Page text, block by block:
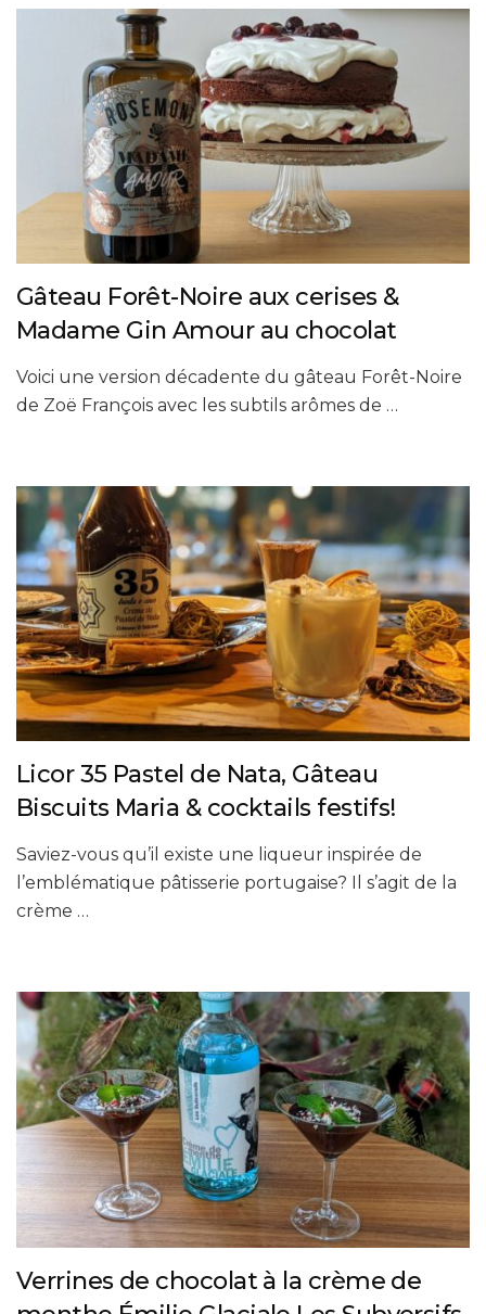
Gâteau Forêt-Noire aux cerises &
Madame Gin Amour au chocolat
Voici une version décadente du gâteau Forêt-Noire
de Zoë François avec les subtils arômes de …
Licor 35 Pastel de Nata, Gâteau
Biscuits Maria & cocktails festifs!
Saviez-vous qu’il existe une liqueur inspirée de
l’emblématique pâtisserie portugaise? Il s’agit de la
crème …
Verrines de chocolat à la crème de